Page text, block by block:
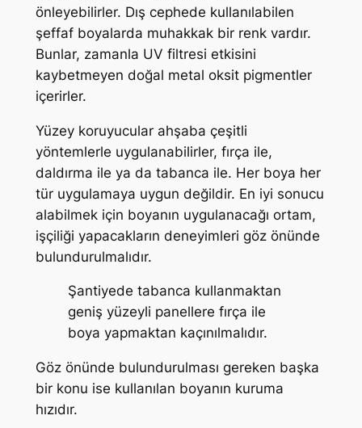
önleyebilirler. Dış cephede kullanılabilen
şeffaf boyalarda muhakkak bir renk vardır.
Bunlar, zamanla UV filtresi etkisini
kaybetmeyen doğal metal oksit pigmentler
içerirler.
Yüzey koruyucular ahşaba çeşitli
yöntemlerle uygulanabilirler, fırça ile,
daldırma ile ya da tabanca ile. Her boya her
tür uygulamaya uygun değildir. En iyi sonucu
alabilmek için boyanın uygulanacağı ortam,
işçiliği yapacakların deneyimleri göz önünde
bulundurulmalıdır.
Şantiyede tabanca kullanmaktan
geniş yüzeyli panellere fırça ile
boya yapmaktan kaçınılmalıdır.
Göz önünde bulundurulması gereken başka
bir konu ise kullanılan boyanın kuruma
hızıdır.